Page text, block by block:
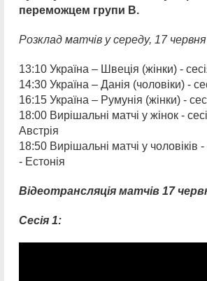
переможцем групи В.
Розклад матчів усереду, 17 червня
13:10 Україна – Швеція (жінки) -
14:30 Україна – Данія (чоловіки) -
16:15 Україна – Румунія (жінки) -
18:00 Вирішальні матчі у жінок -
Австрія
18:50 Вирішальні матчі у чоловіків -
- Естонія
Відеотрансляція матчів 17
Сесія 1: